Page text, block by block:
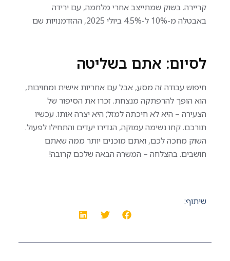
קריירה. בשוק שמתייצב אחרי מלחמה, עם ירידה
באבטלה מ-10% ל-4.5% ביולי 2025, ההזדמנויות שם
לסיום: אתם בשליטה
חיפוש עבודה זה מסע, אבל עם אחריות אישית ומחויבות,
הוא הופך להרפתקה מנצחת. זכרו את הסיפור של
הצעירה – היא לא חיכתה למזל; היא יצרה אותו. עכשיו
תורכם. קחו נשימה עמוקה, הגדירו יעדים והתחילו לפעול.
השוק מחכה לכם, ואתם מוכנים יותר ממה שאתם
חושבים. בהצלחה – המשרה הבאה שלכם קרובה!
שיתוף: